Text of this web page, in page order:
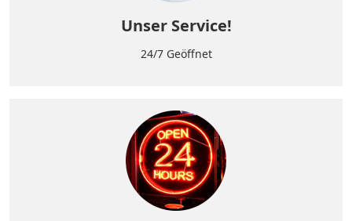
Unser Service!
24/7 Geöffnet